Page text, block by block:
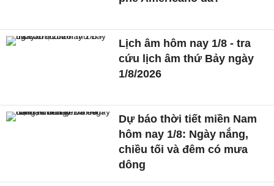
Lịch âm hôm nay 1/8 - tra
cứu lịch âm thứ Bảy ngày
1/8/2026
Dự báo thời tiết miền Nam
hôm nay 1/8: Ngày nắng,
chiều tối và đêm có mưa
dông